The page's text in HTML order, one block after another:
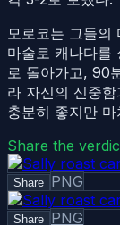
모로코는 그들의
마술로 캐나다를
로 돌아가고, 90
라 자신의 신중
충분히 좋지만
Share the
Share PNG
Share PNG